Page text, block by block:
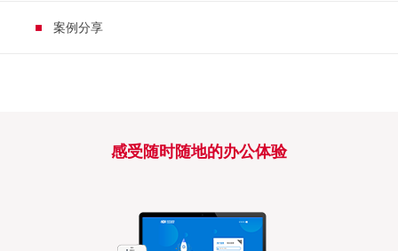
案例分享
感受随时随地的办公体验